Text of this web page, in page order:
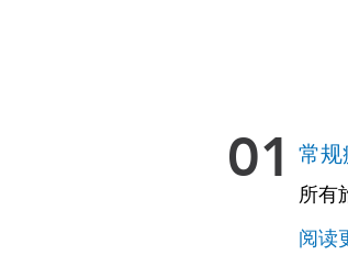
01 常规
所有
咳 •
阅读